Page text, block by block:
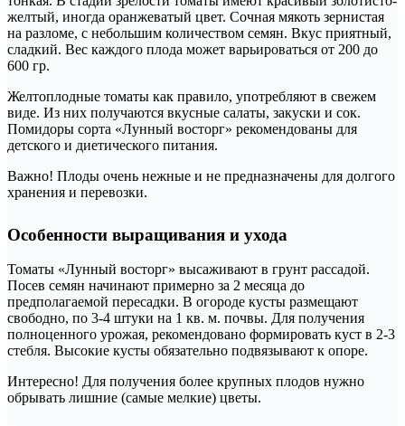
желтый, иногда оранжеватый цвет. Сочная мякоть зернистая
на разломе, с небольшим количеством семян. Вкус приятный,
сладкий. Вес каждого плода может варьироваться от 200 до
600 гр.
Желтоплодные томаты как правило, употребляют в свежем
виде. Из них получаются вкусные салаты, закуски и сок.
Помидоры сорта «Лунный восторг» рекомендованы для
детского и диетического питания.
Важно! Плоды очень нежные и не предназначены для долгого
хранения и перевозки.
Особенности выращивания и ухода
Томаты «Лунный восторг» высаживают в грунт рассадой.
Посев семян начинают примерно за 2 месяца до
предполагаемой пересадки. В огороде кусты размещают
свободно, по 3-4 штуки на 1 кв. м. почвы. Для получения
полноценного урожая, рекомендовано формировать куст в 2-3
стебля. Высокие кусты обязательно подвязывают к опоре.
Интересно! Для получения более крупных плодов нужно
обрывать лишние (самые мелкие) цветы.